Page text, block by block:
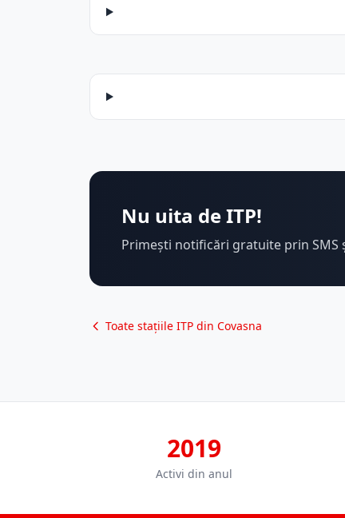
Nu uita de ITP!
Primești notificări gratuite prin SMS
Toate stațiile ITP din Covasna
2019
Activi din anul